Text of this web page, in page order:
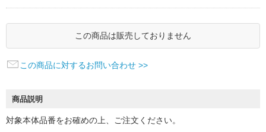
この商品は販売しておりません
この商品に対するお問い合わせ >>
商品説明
対象本体品番をお確めの上、ご注文ください。